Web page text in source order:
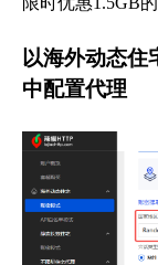
以海外动态住
中配置代理